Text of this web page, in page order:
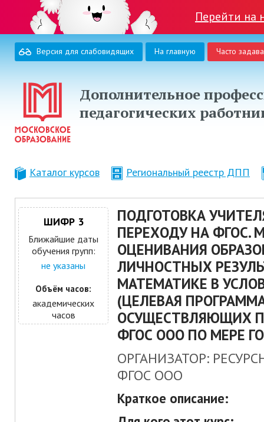
Перейти на
Версия для слабовидящих На главную Часто
Дополнительное
педагогических
Каталог курсов Региональный реестр ДПП
ШИФР 3
Ближайшие даты
обучения групп:
не указаны
Объём часов:
академических
часов
ПОДГОТОВКА
ПЕРЕХОДУ НА ФГОС.
ОЦЕНИВАНИЯ
ЛИЧНОСТНЫХ
МАТЕМАТИКЕ В
(ЦЕЛЕВАЯ
ОСУЩЕСТВЛЯЮЩИХ
ФГОС ООО ПО МЕРЕ
ОРГАНИЗАТОР:
ФГОС ООО
Краткое описание: